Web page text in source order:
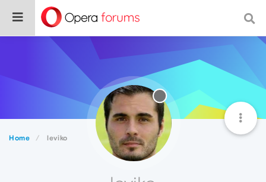
Home leviko